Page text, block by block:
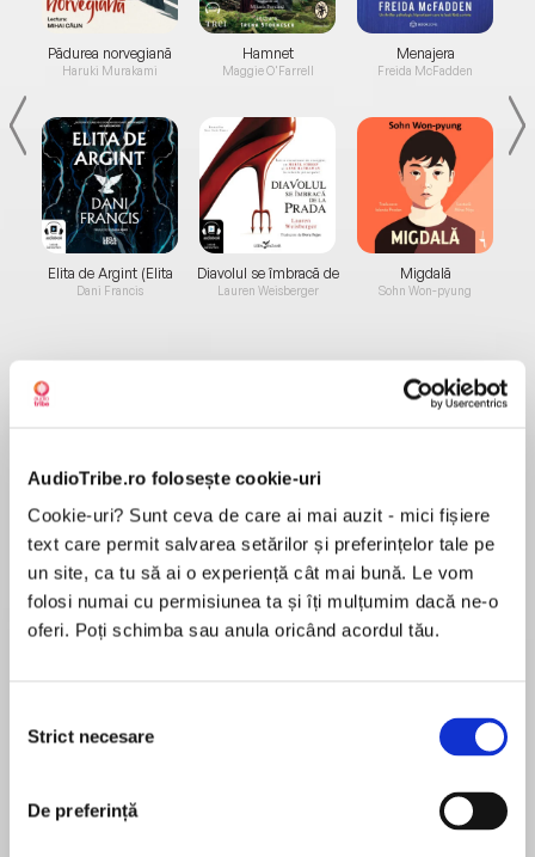
AudioTribe.ro folosește cookie-uri
Cookie-uri? Sunt ceva de care ai mai auzit - mici fișiere
text care permit salvarea setărilor și preferințelor tale pe
un site, ca tu să ai o experiență cât mai bună. Le vom
folosi numai cu permisiunea ta și îți mulțumim dacă ne-o
oferi. Poți schimba sau anula oricând acordul tău.
consimțământului
Strict necesare
De preferință
Pădurea norvegiană
Haruki Murakami
Elita de Argint (Elita
de...
Dani Francis
Hamnet
Maggie O'Farrell
Diavolul se îmbracă de
la...
Lauren Weisberger
Menajera
Freida McFadden
Migdală
Sohn Won-pyung
Quick-thinking Leviathan pilot Zara Cole must
stop a planet-eating monster or lose everyone
she loves in the finale of this acclaimed trilogy
fromNew York Timesbestselling authors Rachel
Caine and Ann Aguirre. Perfect for fans of
Illuminae and The Fifth Wave.
entire planets—is spreading terror throughout
the universe, and it seems nothing can stand in
MAI MULT
În acest moment nu există recenzii
and has written more than fifty novels in multiple
genres, including young adult, thriller, science